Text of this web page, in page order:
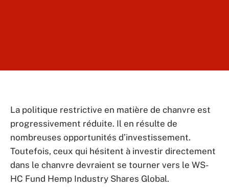
La politique restrictive en matière de chanvre est
progressivement réduite. Il en résulte de
nombreuses opportunités d’investissement.
Toutefois, ceux qui hésitent à investir directement
dans le chanvre devraient se tourner vers le WS-
HC Fund Hemp Industry Shares Global.